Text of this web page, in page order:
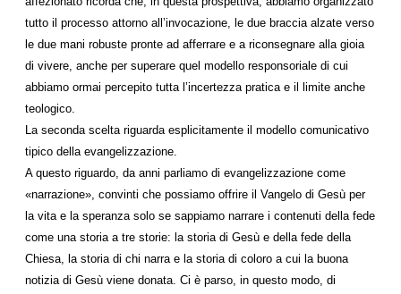
tutto il processo attorno all’invocazione, le due braccia alzate verso
le due mani robuste pronte ad afferrare e a riconsegnare alla gioia
di vivere, anche per superare quel modello responsoriale di cui
abbiamo ormai percepito tutta l’incertezza pratica e il limite anche
teologico.
La seconda scelta riguarda esplicitamente il modello comunicativo
tipico della evangelizzazione.
A questo riguardo, da anni parliamo di evangelizzazione come
«narrazione», convinti che possiamo offrire il Vangelo di Gesù per
la vita e la speranza solo se sappiamo narrare i contenuti della fede
come una storia a tre storie: la storia di Gesù e della fede della
Chiesa, la storia di chi narra e la storia di coloro a cui la buona
notizia di Gesù viene donata. Ci è parso, in questo modo, di